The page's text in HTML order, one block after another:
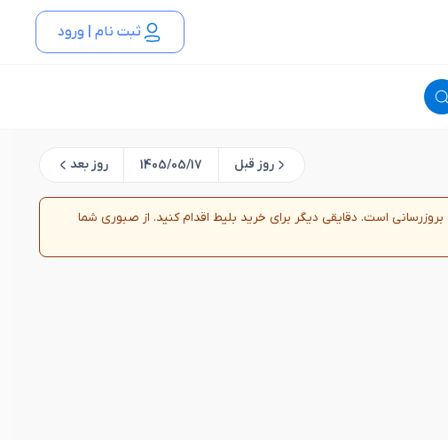
ثبت نام | ورود
روز قبل 1405/05/17 روز بعد
در حال بروزرسانی است. دقایقی دیگر برای خرید بلیط اقدام کنید. از صبوری شما